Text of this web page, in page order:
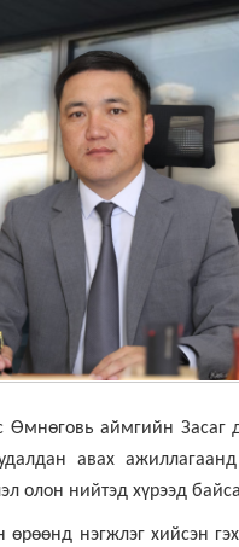
Өмнөговь аймгийн Засаг
авах
олон нийтэд хүрээд
нэгжлэг хийсэн